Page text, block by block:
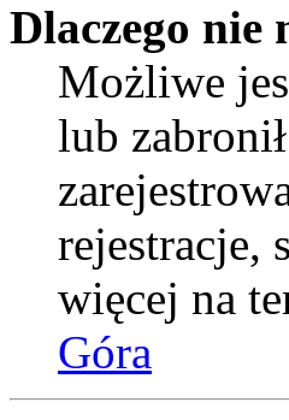
Dlaczego nie
Możliwe
lub
rejestracje,
więcej na
Góra